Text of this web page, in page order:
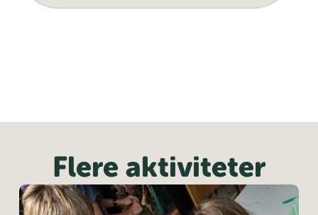
Flere aktiviteter